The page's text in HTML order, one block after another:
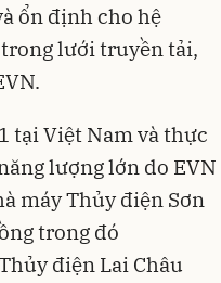
ổn định cho hệ
lưới truyền tải,
tại Việt Nam và thực
lượng lớn do EVN
máy Thủy điện Sơn
trong đó
điện Lai Châu